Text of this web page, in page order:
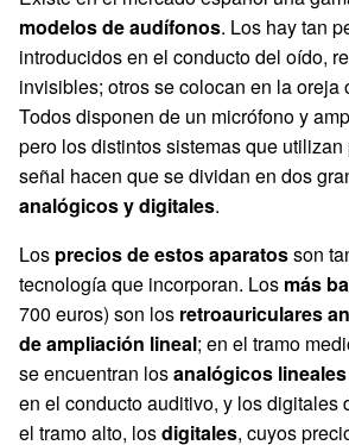
modelos de audífonos. Los hay tan
introducidos en el conducto del oído,
invisibles; otros se colocan en la oreja
Todos disponen de un micrófono y
pero los distintos sistemas que
señal hacen que se dividan en dos
analógicos y digitales.
Los precios de estos aparatosson
tecnología que incorporan. Los más
700 euros) son los retroauriculares
de ampliación lineal; en el tramo
se encuentran losanalógicos lineales
en el conducto auditivo, y los digitales
el tramo alto, losdigitales, cuyos